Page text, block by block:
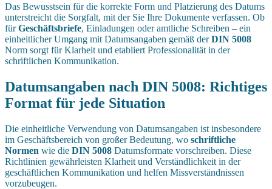
Das Bewusstsein für die korrekte Form und Platzierung des Datums
unterstreicht die Sorgfalt, mit der Sie Ihre Dokumente verfassen. Ob
fürGeschäftsbriefe, Einladungen oder amtliche Schreiben – ein
einheitlicher Umgang mit Datumsangaben gemäß derDIN 5008
Norm sorgt für Klarheit und etabliert Professionalität in der
schriftlichen Kommunikation.
Datumsangaben nach DIN 5008: Richtiges
Format für jede Situation
Die einheitliche Verwendung von Datumsangaben ist insbesondere
im Geschäftsbereich von großer Bedeutung, wo schriftliche
Normen wie die DIN 5008 Datumsformate vorschreiben. Diese
Richtlinien gewährleisten Klarheit und Verständlichkeit in der
geschäftlichen Kommunikation und helfen Missverständnissen
vorzubeugen.